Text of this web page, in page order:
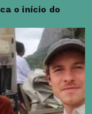
o início do